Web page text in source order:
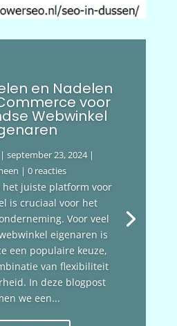
en Nadelen
voor
Webwinkel
|september 23, 2024|
| 0 reacties
het juiste platform voor
is cruciaal voor het
Voor veel
eigenaren is
een populaire keuze,
van flexibiliteit
In deze blogpost
we een...